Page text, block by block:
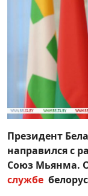
Президент
направился с
Союз Мьянма.
службе